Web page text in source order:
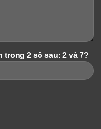
trong 2 số sau: 2 và 7?